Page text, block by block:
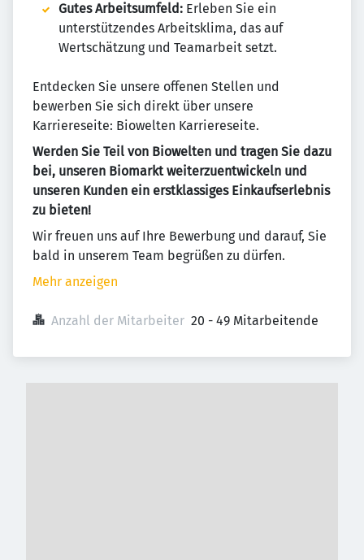
Gutes Arbeitsumfeld: Erleben Sie ein
unterstützendes Arbeitsklima, das auf
Wertschätzung und Teamarbeit setzt.
Entdecken Sie unsere offenen Stellen und
bewerben Sie sich direkt über unsere
Karriereseite: Biowelten Karriereseite.
Werden Sie Teil von Biowelten und tragen Sie dazu
bei, unseren Biomarkt weiterzuentwickeln und
unseren Kunden ein erstklassiges Einkaufserlebnis
zu bieten!
Wir freuen uns auf Ihre Bewerbung und darauf, Sie
bald in unserem Team begrüßen zu dürfen.
Mehr anzeigen
Anzahl der Mitarbeiter 20 - 49 Mitarbeitende